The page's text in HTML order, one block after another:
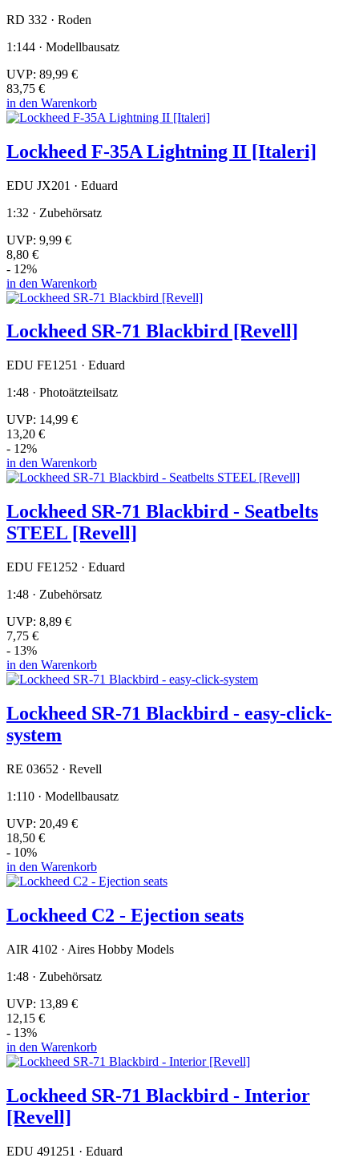
RD 332 · Roden
1:144 · Modellbausatz
UVP: 89,99 €
83,75 €
in den Warenkorb
Lockheed F-35A Lightning II [Italeri]
EDU JX201 · Eduard
1:32 · Zubehörsatz
UVP: 9,99 €
8,80 €
- 12%
in den Warenkorb
Lockheed SR-71 Blackbird [Revell]
EDU FE1251 · Eduard
1:48 · Photoätzteilsatz
UVP: 14,99 €
13,20 €
- 12%
in den Warenkorb
Lockheed SR-71 Blackbird - Seatbelts
STEEL [Revell]
EDU FE1252 · Eduard
1:48 · Zubehörsatz
UVP: 8,89 €
7,75 €
- 13%
in den Warenkorb
Lockheed SR-71 Blackbird - easy-click-
system
RE 03652 · Revell
1:110 · Modellbausatz
UVP: 20,49 €
18,50 €
- 10%
in den Warenkorb
Lockheed C2 - Ejection seats
AIR 4102 · Aires Hobby Models
1:48 · Zubehörsatz
UVP: 13,89 €
12,15 €
- 13%
in den Warenkorb
Lockheed SR-71 Blackbird - Interior
[Revell]
EDU 491251 · Eduard